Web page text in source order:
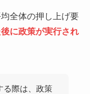
全体の押し上げ要
に政策が実行され
る際は、政策